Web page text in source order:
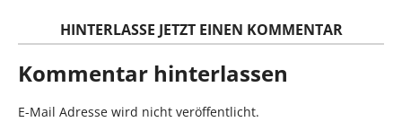
HINTERLASSE JETZT EINEN KOMMENTAR
Kommentar hinterlassen
E-Mail Adresse wird nicht veröffentlicht.